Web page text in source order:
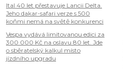
Ital 40 let přestavuje Lancii Delta.
Jeho dakar-safari verze s 500
koňmi nemá na světě konkurenci
Vespa vydává limitovanou edici za
300 000 Kč na oslavu 80 let. Jde
o sběratelský kalkul místo
jízdního upgradu